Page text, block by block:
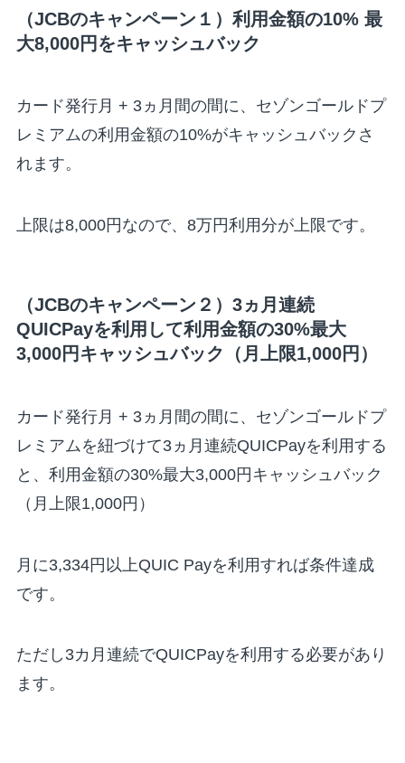
（JCBのキャンペーン１）利用金額の10% 最
大8,000円をキャッシュバック
カード発行月 + 3ヵ月間の間に、セゾンゴールドプ
レミアムの利用金額の10%がキャッシュバックさ
れます。
上限は8,000円なので、8万円利用分が上限です。
（JCBのキャンペーン２） 3ヵ月連続
QUICPayを利用して利用金額の30%最大
3,000円キャッシュバック（月上限1,000円）
カード発行月 + 3ヵ月間の間に、セゾンゴールドプ
レミアムを紐づけて3ヵ月連続QUICPayを利用する
と、利用金額の30%最大3,000円キャッシュバック
（月上限1,000円）
月に3,334円以上QUIC Payを利用すれば条件達成
です。
ただし3カ月連続でQUICPayを利用する必要があり
ます。